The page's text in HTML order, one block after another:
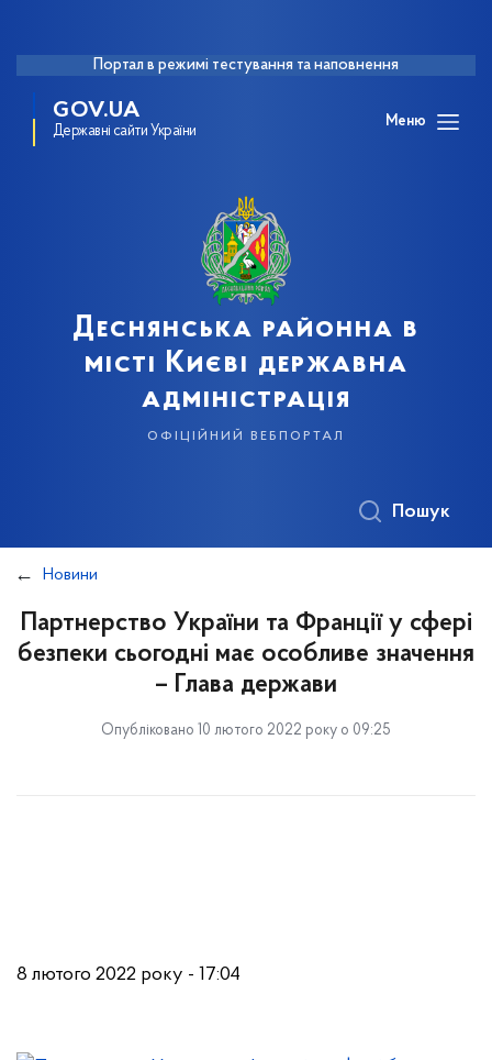
Портал в режимі тестування та наповнення
GOV.UA
Державні сайти України
Меню
Деснянська районна в
місті Києві державна
адміністрація
офіційний вебпортал
Пошук
Новини
Партнерство України та Франції у сфері
безпеки сьогодні має особливе значення
– Глава держави
Опубліковано 10 лютого 2022 року о 09:25
8 лютого 2022 року - 17:04